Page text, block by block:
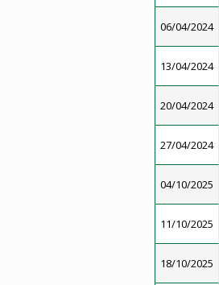
06/04/2024
13/04/2024
20/04/2024
27/04/2024
04/10/2025
11/10/2025
18/10/2025